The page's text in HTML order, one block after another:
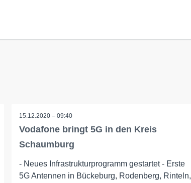
15.12.2020 – 09:40
Vodafone bringt 5G in den Kreis
Schaumburg
- Neues Infrastrukturprogramm gestartet - Erste
5G Antennen in Bückeburg, Rodenberg, Rinteln,